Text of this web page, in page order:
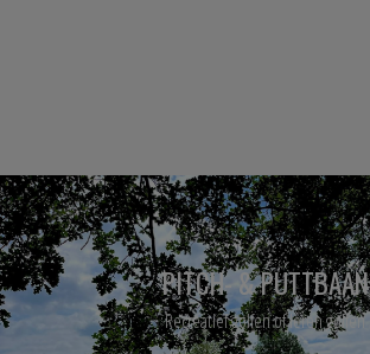
PITCH- & PUTTBAAN
Recreatief golfen of leren golfen